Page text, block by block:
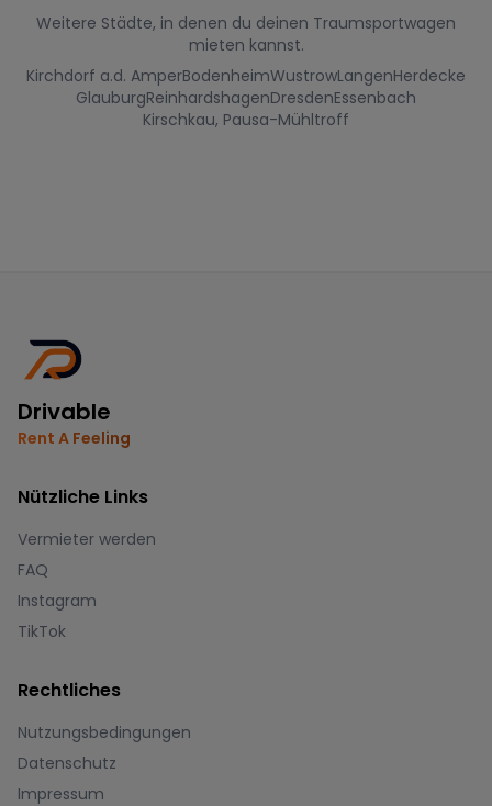
Weitere Städte, in denen du deinen Traumsportwagen
mieten kannst.
Kirchdorf a.d. AmperBodenheimWustrowLangenHerdecke
GlauburgReinhardshagenDresdenEssenbach
Kirschkau, Pausa-Mühltroff
Drivable
Rent A Feeling
Nützliche Links
Vermieter werden
FAQ
Instagram
TikTok
Rechtliches
Nutzungsbedingungen
Datenschutz
Impressum